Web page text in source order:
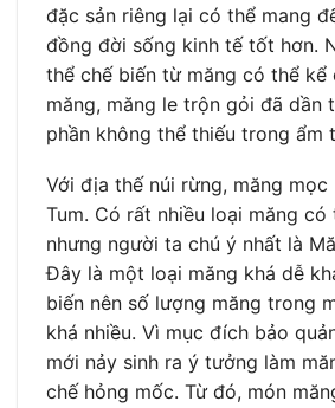
đặc sản riêng lại có thể mang
đồng đời sống kinh tế tốt hơn.
thể chế biến từ măng có thể kể
măng, măng le trộn gỏi đã dần
phần không thể thiếu trong ẩm
Với địa thế núi rừng, măng mọc
Tum. Có rất nhiều loại măng có
nhưng người ta chú ý nhất là
Đây là một loại măng khá dễ
biến nên số lượng măng trong
khá nhiều. Vì mục đích bảo
mới nảy sinh ra ý tưởng làm
chế hỏng mốc. Từ đó, món